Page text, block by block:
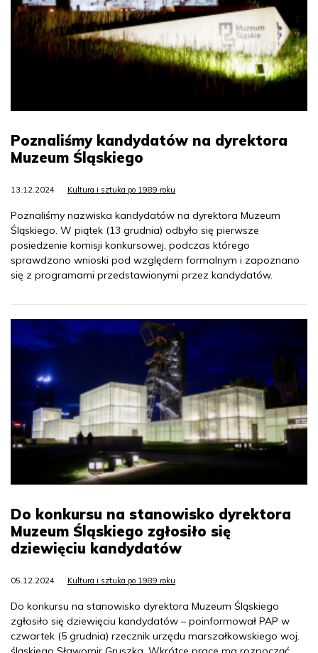
Poznaliśmy kandydatów na dyrektora
Muzeum Śląskiego
13.12.2024 Kultura i sztuka po 1989 roku
Poznaliśmy nazwiska kandydatów na dyrektora Muzeum
Śląskiego. W piątek (13 grudnia) odbyło się pierwsze
posiedzenie komisji konkursowej, podczas którego
sprawdzono wnioski pod względem formalnym i zapoznano
się z programami przedstawionymi przez kandydatów.
Do konkursu na stanowisko dyrektora
Muzeum Śląskiego zgłosiło się
dziewięciu kandydatów
05.12.2024 Kultura i sztuka po 1989 roku
Do konkursu na stanowisko dyrektora Muzeum Śląskiego
zgłosiło się dziewięciu kandydatów – poinformował PAP w
czwartek (5 grudnia) rzecznik urzędu marszałkowskiego woj.